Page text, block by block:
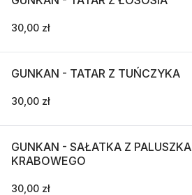
30,00 zł
GUNKAN - TATAR Z TUŃCZYKA
30,00 zł
GUNKAN - SAŁATKA Z PALUSZKA
KRABOWEGO
30,00 zł